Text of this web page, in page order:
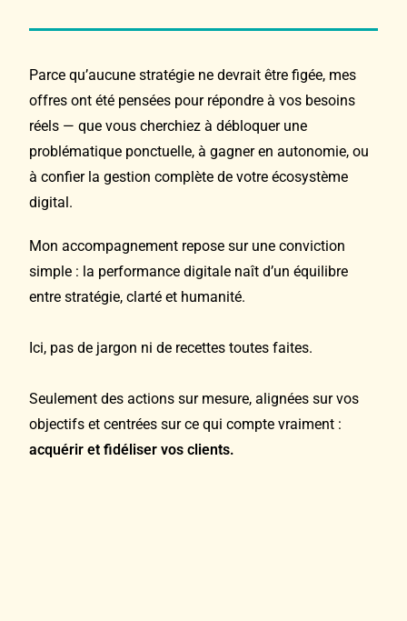
Parce qu’aucune stratégie ne devrait être figée, mes
offres ont été pensées pour répondre à vos besoins
réels — que vous cherchiez à débloquer une
problématique ponctuelle, à gagner en autonomie, ou
à confier la gestion complète de votre écosystème
digital.
Mon accompagnement repose sur une conviction
simple : la performance digitale naît d’un équilibre
entre stratégie, clarté et humanité.
Ici, pas de jargon ni de recettes toutes faites.
Seulement des actions sur mesure, alignées sur vos
objectifs et centrées sur ce qui compte vraiment :
acquérir et fidéliser vos clients.